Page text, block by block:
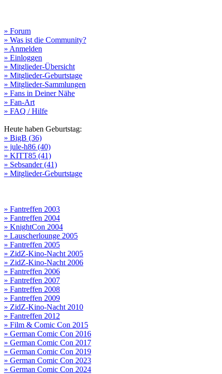
» Forum
» Was ist die Community?
» Anmelden
» Einloggen
» Mitglieder-Übersicht
» Mitglieder-Geburtstage
» Mitglieder-Sammlungen
» Fans in Deiner Nähe
» Fan-Art
» FAQ / Hilfe
Heute haben Geburtstag:
» BigB (36)
» jule-h86 (40)
» KITT85 (41)
» Sebsander (41)
» Mitglieder-Geburtstage
» Fantreffen 2003
» Fantreffen 2004
» KnightCon 2004
» Lauscherlounge 2005
» Fantreffen 2005
» ZidZ-Kino-Nacht 2005
» ZidZ-Kino-Nacht 2006
» Fantreffen 2006
» Fantreffen 2007
» Fantreffen 2008
» Fantreffen 2009
» ZidZ-Kino-Nacht 2010
» Fantreffen 2012
» Film & Comic Con 2015
» German Comic Con 2016
» German Comic Con 2017
» German Comic Con 2019
» German Comic Con 2023
» German Comic Con 2024